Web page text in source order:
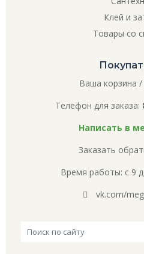
Клей и
Товары со
Ваша корзина /
Телефон для заказа:
Написать в
Заказать
Время работы: с 9
vk.com/